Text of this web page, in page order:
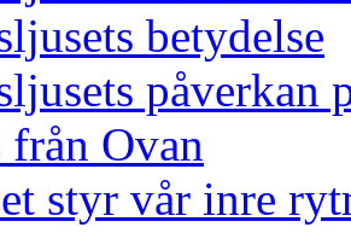
betydelse
påverkan
Ovan
styr vår inre